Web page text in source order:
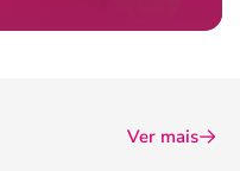
Ver mais